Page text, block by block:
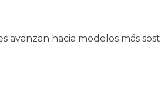
avanzan hacia modelos más